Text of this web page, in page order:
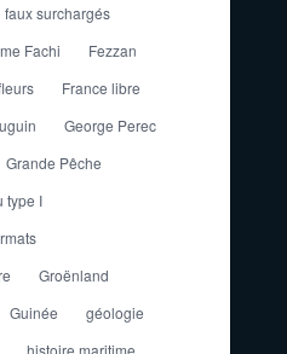
faux surchargés
Fachi
Fezzan
France libre
George Perec
Grande Pêche
type I
Groënland
Guinée
géologie
histoire maritime